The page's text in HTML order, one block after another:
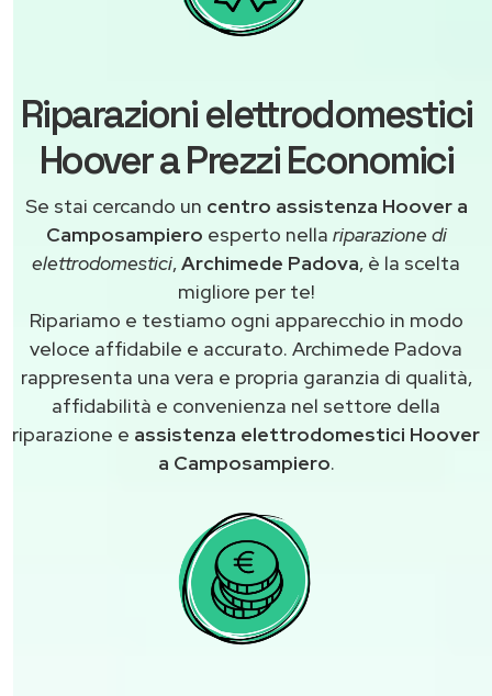
Riparazioni elettrodomestici
Hoover a Prezzi Economici
Se stai cercando un centro assistenza Hoover a
Camposampiero esperto nella riparazione di
elettrodomestici,Archimede Padova, è la scelta
migliore per te!
Ripariamo e testiamo ogni apparecchio in modo
veloce affidabile e accurato. Archimede Padova
rappresenta una vera e propria garanzia di qualità,
affidabilità e convenienza nel settore della
riparazione e assistenza elettrodomestici Hoover
a Camposampiero.